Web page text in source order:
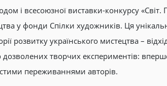
і всесоюзної виставки-конкурсу
у фонди Спілки художників. Ця
розвитку українського мистецтва –
творчих експериментів:
переживаннями авторів.